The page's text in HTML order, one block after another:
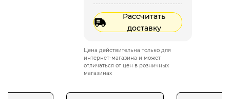
Рассчитать
доставку
Цена действительна только для
интернет-магазина и может
отличаться от цен в розничных
магазинах